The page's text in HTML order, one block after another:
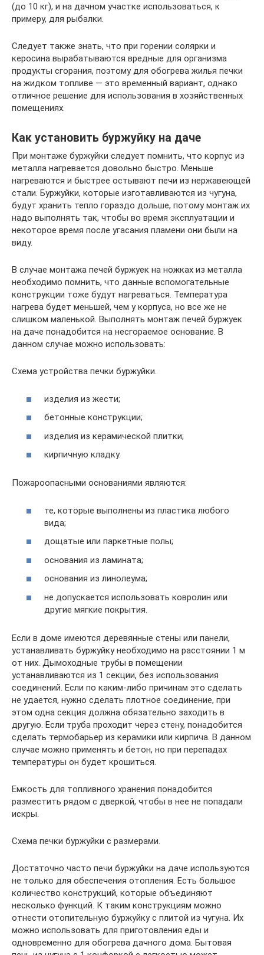
(до 10 кг), и на дачном участке использоваться, к
примеру, для рыбалки.
Следует также знать, что при горении солярки и
керосина вырабатываются вредные для организма
продукты сгорания, поэтому для обогрева жилья печки
на жидком топливе — это временный вариант, однако
отличное решение для использования в хозяйственных
помещениях.
Как установить буржуйку на даче
При монтаже буржуйки следует помнить, что корпус из
металла нагревается довольно быстро. Меньше
нагреваются и быстрее остывают печи из нержавеющей
стали. Буржуйки, которые изготавливаются из чугуна,
будут хранить тепло гораздо дольше, потому монтаж их
надо выполнять так, чтобы во время эксплуатации и
некоторое время после угасания пламени они были на
виду.
В случае монтажа печей буржуек на ножках из металла
необходимо помнить, что данные вспомогательные
конструкции тоже будут нагреваться. Температура
нагрева будет меньшей, чем у корпуса, но все же не
слишком маленькой. Выполнять монтаж печей буржуек
на даче понадобится на несгораемое основание. В
данном случае можно использовать:
Схема устройства печки буржуйки.
изделия из жести;
бетонные конструкции;
изделия из керамической плитки;
кирпичную кладку.
Пожароопасными основаниями являются:
те, которые выполнены из пластика любого
вида;
дощатые или паркетные полы;
основания из ламината;
основания из линолеума;
не допускается использовать ковролин или
другие мягкие покрытия.
Если в доме имеются деревянные стены или панели,
устанавливать буржуйку необходимо на расстоянии 1 м
от них. Дымоходные трубы в помещении
устанавливаются из 1 секции, без использования
соединений. Если по каким-либо причинам это сделать
не удается, нужно сделать плотное соединение, при
этом одна секция должна обязательно заходить в
другую. Если труба проходит через стену, понадобится
сделать термобарьер из керамики или кирпича. В данном
случае можно применять и бетон, но при перепадах
температуры он будет крошиться.
Емкость для топливного хранения понадобится
разместить рядом с дверкой, чтобы в нее не попадали
искры.
Схема печки буржуйки с размерами.
Достаточно часто печи буржуйки на даче используются
не только для обеспечения отопления. Есть большое
количество конструкций, которые объединяют
несколько функций. К таким конструкциям можно
отнести отопительную буржуйку с плитой из чугуна. Их
можно использовать для приготовления еды и
одновременно для обогрева дачного дома. Бытовая